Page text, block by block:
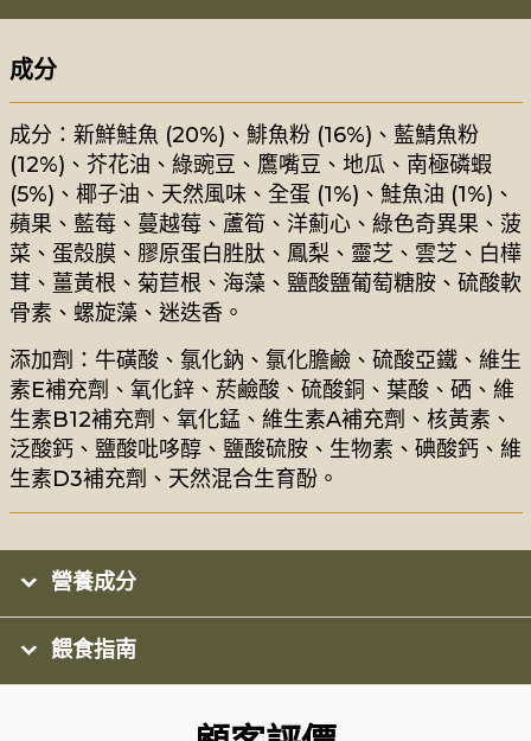
成分
成分：新鮮鮭魚 (20%)、鯡魚粉 (16%)、藍鯖魚粉
(12%)、芥花油、綠豌豆、鷹嘴豆、地瓜、南極磷蝦
(5%)、椰子油、天然風味、全蛋 (1%)、鮭魚油 (1%)、
蘋果、藍莓、蔓越莓、蘆筍、洋薊心、綠色奇異果、菠
菜、蛋殼膜、膠原蛋白胜肽、鳳梨、靈芝、雲芝、白樺
茸、薑黃根、菊苣根、海藻、鹽酸鹽葡萄糖胺、硫酸軟
骨素、螺旋藻、迷迭香。
添加劑：牛磺酸、氯化鈉、氯化膽鹼、硫酸亞鐵、維生
素E補充劑、氧化鋅、菸鹼酸、硫酸銅、葉酸、硒、維
生素B12補充劑、氧化錳、維生素A補充劑、核黃素、
泛酸鈣、鹽酸吡哆醇、鹽酸硫胺、生物素、碘酸鈣、維
生素D3補充劑、天然混合生育酚。
營養成分
餵食指南